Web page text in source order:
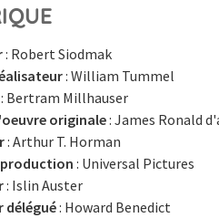
: Robert Siodmak
: William Tummel
: Bertram Millhauser
originale: James Ronald
: Arthur T. Horman
: Universal Pictures
: Islin Auster
délégué: Howard Benedict